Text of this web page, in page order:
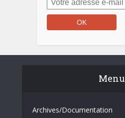
Menu
Archives/Documentation